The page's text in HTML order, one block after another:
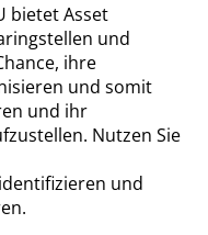
bietet Asset
und
ihre
und somit
und ihr
Nutzen Sie
und